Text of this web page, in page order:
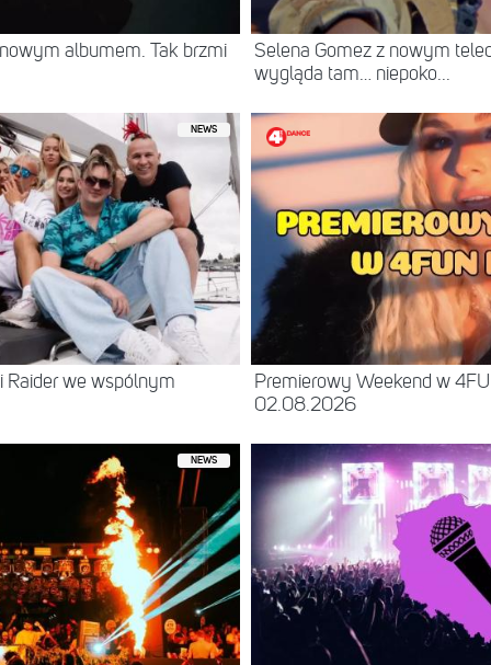
albumem. Tak brzmi
Selena Gomez z nowym
wygląda tam… niepoko...
NEWS
Raider we wspólnym
Premierowy Weekend w
02.08.2026
NEWS